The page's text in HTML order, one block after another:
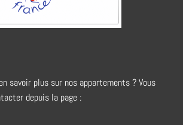
savoir plus sur nos appartements ? Vous
depuis la page :